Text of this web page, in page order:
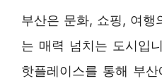
부산은 문화, 쇼핑, 여행
는 매력 넘치는 도시입
핫플레이스를 통해 부